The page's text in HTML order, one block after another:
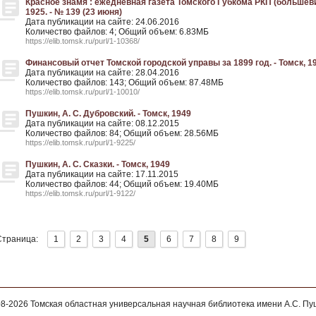
Красное знамя : ежедневная газета Томского Губкома РКП
1925. - № 139 (23 июня)
Дата публикации на сайте: 24.06.2016
Количество файлов: 4; Общий объем: 6.83МБ
https://elib.tomsk.ru/purl/1-10368/
Финансовый отчет Томской городской управы за 1899 год. - Томск,
Дата публикации на сайте: 28.04.2016
Количество файлов: 143; Общий объем: 87.48МБ
https://elib.tomsk.ru/purl/1-10010/
Пушкин, А. С. Дубровский. - Томск, 1949
Дата публикации на сайте: 08.12.2015
Количество файлов: 84; Общий объем: 28.56МБ
https://elib.tomsk.ru/purl/1-9225/
Пушкин, А. С. Сказки. - Томск, 1949
Дата публикации на сайте: 17.11.2015
Количество файлов: 44; Общий объем: 19.40МБ
https://elib.tomsk.ru/purl/1-9122/
1 2 3 4 5 6 7 8 9
2026 Томская областная универсальная научная библиотека имени А.С.